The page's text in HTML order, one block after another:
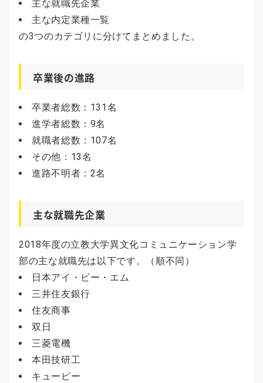
主な就職先企業
主な内定業種一覧
の3つのカテゴリに分けてまとめました。
卒業後の進路
卒業者総数：131名
進学者総数：9名
就職者総数：107名
その他：13名
進路不明者：2名
主な就職先企業
2018年度の立教大学異文化コミュニケーション学
部の主な就職先は以下です。（順不同）
日本アイ・ビー・エム
三井住友銀行
住友商事
双日
三菱電機
本田技研工
キューピー